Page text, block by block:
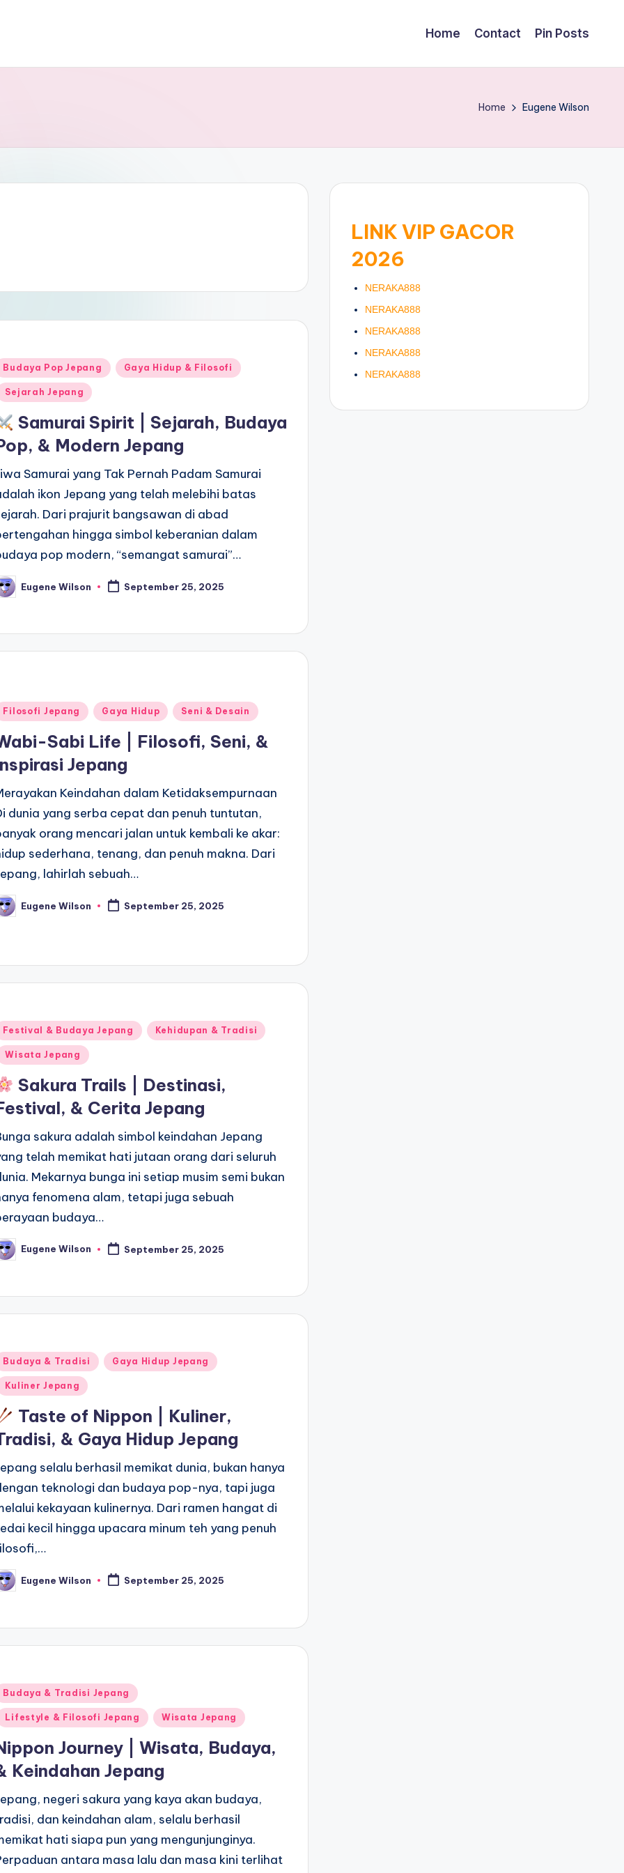
Home Contact Pin Posts
Home Eugene Wilson
Budaya Pop Jepang Gaya Hidup & Filosofi
Sejarah Jepang
Samurai Spirit | Sejarah, Budaya
& Modern Jepang
Samurai yang Tak Pernah Padam Samurai
ikon Jepang yang telah melebihi batas
Dari prajurit bangsawan di abad
hingga simbol keberanian dalam
pop modern, “semangat samurai”…
Eugene Wilson September 25, 2025
Filosofi Jepang Gaya Hidup Seni & Desain
Sabi Life | Filosofi, Seni, &
Jepang
Keindahan dalam Ketidaksempurnaan
dunia yang serba cepat dan penuh tuntutan,
orang mencari jalan untuk kembali ke akar:
sederhana, tenang, dan penuh makna. Dari
lahirlah sebuah…
Eugene Wilson September 25, 2025
Festival & Budaya Jepang Kehidupan & Tradisi
Wisata Jepang
Sakura Trails | Destinasi,
& Cerita Jepang
sakura adalah simbol keindahan Jepang
telah memikat hati jutaan orang dari seluruh
Mekarnya bunga ini setiap musim semi bukan
fenomena alam, tetapi juga sebuah
budaya…
Eugene Wilson September 25, 2025
Budaya & Tradisi Gaya Hidup Jepang
Kuliner Jepang
Taste of Nippon | Kuliner,
& Gaya Hidup Jepang
selalu berhasil memikat dunia, bukan hanya
teknologi dan budaya pop-nya, tapi juga
kekayaan kulinernya. Dari ramen hangat di
kecil hingga upacara minum teh yang penuh
Eugene Wilson September 25, 2025
Budaya & Tradisi Jepang
Lifestyle & Filosofi Jepang Wisata Jepang
Journey | Wisata, Budaya,
Keindahan Jepang
negeri sakura yang kaya akan budaya,
dan keindahan alam, selalu berhasil
hati siapa pun yang mengunjunginya.
antara masa lalu dan masa kini terlihat
LINK VIP GACOR
2026
NERAKA888
NERAKA888
NERAKA888
NERAKA888
NERAKA888